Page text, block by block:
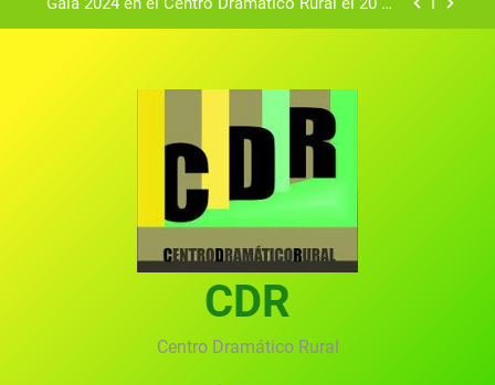
Gala 2024 en el Centro Dramático Rural el 20 de
convocado por el Centro Dramático Rural de Mira
(Cuenca)
Gala anual virtual del Centro Dramático Rural de
Gala del Centro Dramático Rural 2025
Gala 2024 en el Centro Dramático Rural el 20 de
Textos seleccionados en el VI Certamen
Francisco Nieva de piezas breves teatrales
convocado por el Centro Dramático Rural de Mira
Gala anual virtual del Centro Dramático Rural de
CDR
Centro Dramático Rural